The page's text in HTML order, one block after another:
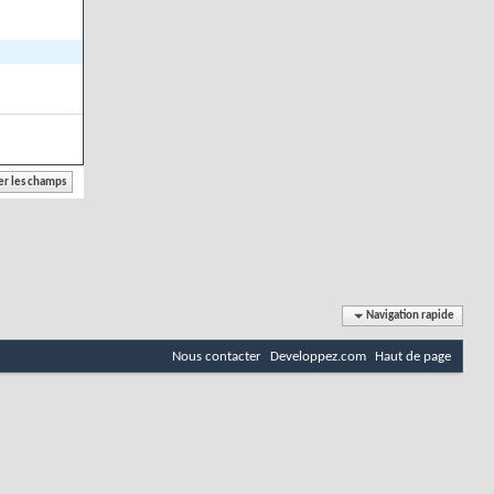
Navigation rapide
Nous contacter Developpez.com Haut de page